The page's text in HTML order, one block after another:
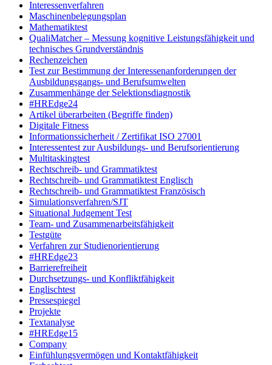
Interessenverfahren
Maschinenbelegungsplan
Mathematiktest
QualiMatcher – Messung kognitive Leistungsfähigkeit und
technisches Grundverständnis
Rechenzeichen
Test zur Bestimmung der Interessenanforderungen der
Ausbildungsgangs- und Berufsumwelten
Zusammenhänge der Selektionsdiagnostik
#HREdge24
Artikel überarbeiten (Begriffe finden)
Digitale Fitness
Informationssicherheit / Zertifikat ISO 27001
Interessentest zur Ausbildungs- und Berufsorientierung
Multitaskingtest
Rechtschreib- und Grammatiktest
Rechtschreib- und Grammatiktest Englisch
Rechtschreib- und Grammatiktest Französisch
Simulationsverfahren/SJT
Situational Judgement Test
Team- und Zusammenarbeitsfähigkeit
Testgüte
Verfahren zur Studienorientierung
#HREdge23
Barrierefreiheit
Durchsetzungs- und Konfliktfähigkeit
Englischtest
Pressespiegel
Projekte
Textanalyse
#HREdge15
Company
Einfühlungsvermögen und Kontaktfähigkeit